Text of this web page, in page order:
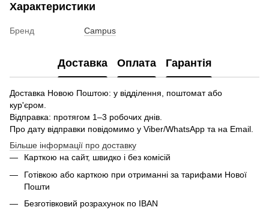
Характеристики
Бренд Campus
Доставка Оплата Гарантія
Доставка Новою Поштою: у відділення, поштомат або
кур'єром.
Відправка: протягом 1–3 робочих днів.
Про дату відправки повідомимо у Viber/WhatsApp та на Email.
Більше інформації про доставку
Карткою на сайт, швидко і без комісій
Готівкою або карткою при отриманні за тарифами Нової
Пошти
Безготівковий розрахунок по IBAN